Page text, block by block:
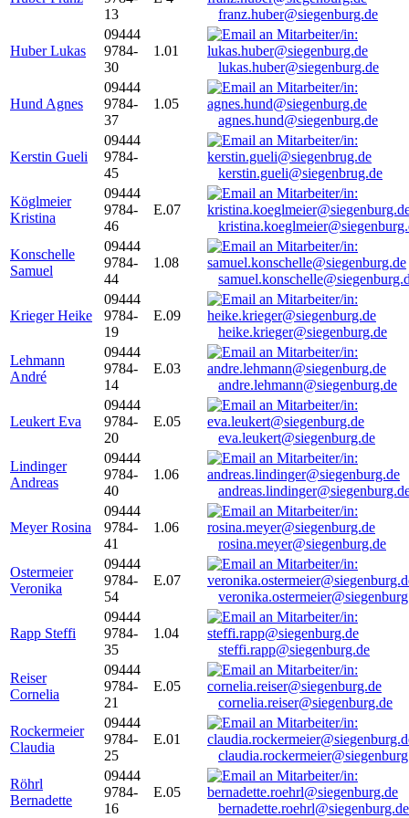
13
franz.huber@siegenburg.de
Huber Lukas
09444
9784-
30
1.01
lukas.huber@siegenburg.de
Hund Agnes
09444
9784-
37
1.05
agnes.hund@siegenburg.de
Kerstin Gueli
09444
9784-
45
kerstin.gueli@siegenbrug.de
Köglmeier
Kristina
09444
9784-
46
E.07
Konschelle
Samuel
09444
9784-
44
1.08
Krieger Heike
09444
9784-
19
E.09
heike.krieger@siegenburg.de
Lehmann
André
09444
9784-
14
E.03
andre.lehmann@siegenburg.de
Leukert Eva
09444
9784-
20
E.05
eva.leukert@siegenburg.de
Lindinger
Andreas
09444
9784-
40
1.06
Meyer Rosina
09444
9784-
41
1.06
rosina.meyer@siegenburg.de
Ostermeier
Veronika
09444
9784-
54
E.07
Rapp Steffi
09444
9784-
35
1.04
steffi.rapp@siegenburg.de
Reiser
Cornelia
09444
9784-
21
E.05
cornelia.reiser@siegenburg.de
Rockermeier
Claudia
09444
9784-
25
E.01
Röhrl
Bernadette
09444
9784-
16
E.05
bernadette.roehrl@siegenburg.de